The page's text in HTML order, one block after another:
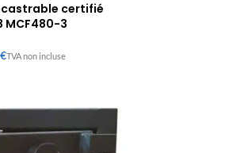
certifié
MCF480-3
€